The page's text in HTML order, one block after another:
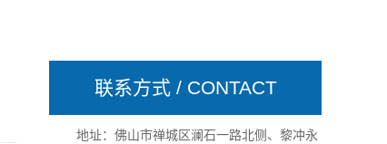
联系方式 / CONTACT
地址：佛山市禅城区澜石一路北侧、黎冲永